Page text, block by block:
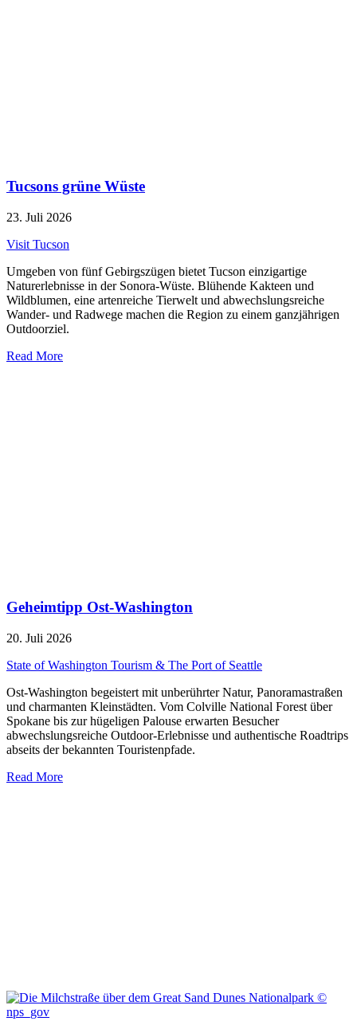
Tucsons grüne Wüste
23. Juli 2026
Visit Tucson
Umgeben von fünf Gebirgszügen bietet Tucson einzigartige
Naturerlebnisse in der Sonora-Wüste. Blühende Kakteen und
Wildblumen, eine artenreiche Tierwelt und abwechslungsreiche
Wander- und Radwege machen die Region zu einem ganzjährigen
Outdoorziel.
Read More
Geheimtipp Ost-Washington
20. Juli 2026
State of Washington Tourism & The Port of Seattle
Ost-Washington begeistert mit unberührter Natur, Panoramastraßen
und charmanten Kleinstädten. Vom Colville National Forest über
Spokane bis zur hügeligen Palouse erwarten Besucher
abwechslungsreiche Outdoor-Erlebnisse und authentische Roadtrips
abseits der bekannten Touristenpfade.
Read More